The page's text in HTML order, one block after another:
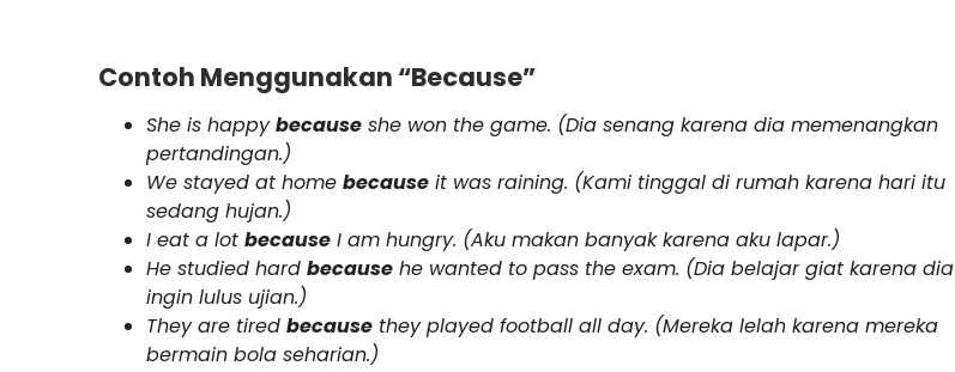
Contoh Menggunakan “Because”
She is happybecause she won the game. (Dia senang karena dia memenangkan
pertandingan.)
We stayed at home because it was raining. (Kami tinggal di rumah karena hari itu
sedang hujan.)
I eat a lot because I am hungry. (Aku makan banyak karena aku lapar.)
He studied hard because he wanted to pass the exam. (Dia belajar giat karena dia
ingin lulus ujian.)
They are tired because they played football all day. (Mereka lelah karena mereka
bermain bola seharian.)